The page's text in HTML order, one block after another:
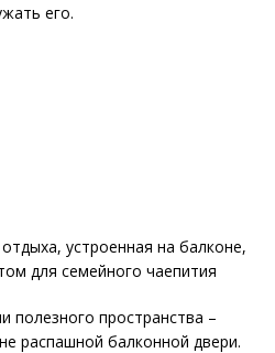
его.
устроенная на балконе,
для семейного чаепития
полезного пространства –
распашной балконной двери.